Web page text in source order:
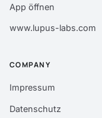
App öffnen
www.lupus-labs.com
COMPANY
Impressum
Datenschutz